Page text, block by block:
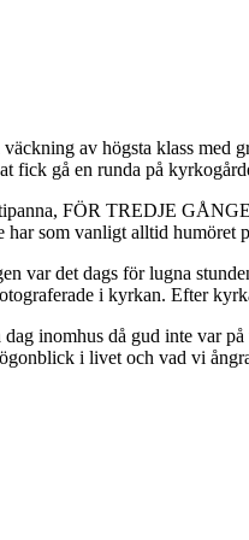
av högsta klass med
fick gå en runda på
FÖR TREDJE
som vanligt alltid humöret
var det dags för lugna
i kyrkan. Efter
inomhus då gud inte var
i livet och vad vi